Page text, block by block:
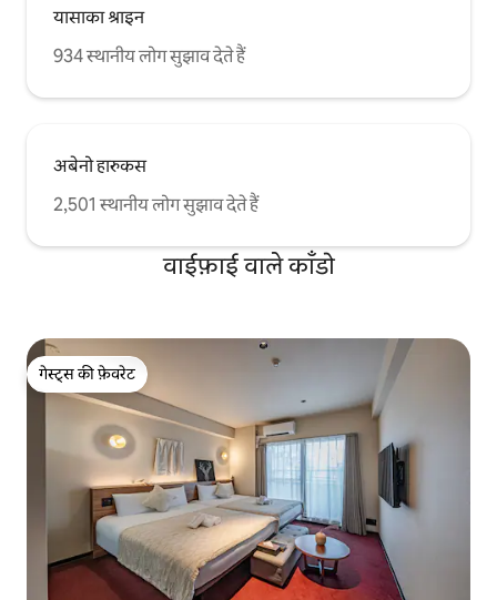
यासाका श्राइन
934 स्थानीय लोग सुझाव देते हैं
अबेनो हारुकस
2,501 स्थानीय लोग सुझाव देते हैं
वाईफ़ाई वाले काँडो
गेस्ट्स की फ़ेवरेट
गेस्ट्स की फ़ेवरेट